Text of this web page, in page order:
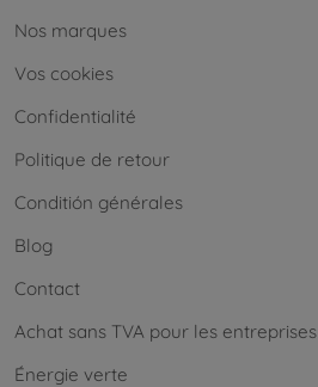
Nos marques
Vos cookies
Confidentialité
Politique de retour
Conditión générales
Blog
Contact
Achat sans TVA pour les entreprises
Énergie verte